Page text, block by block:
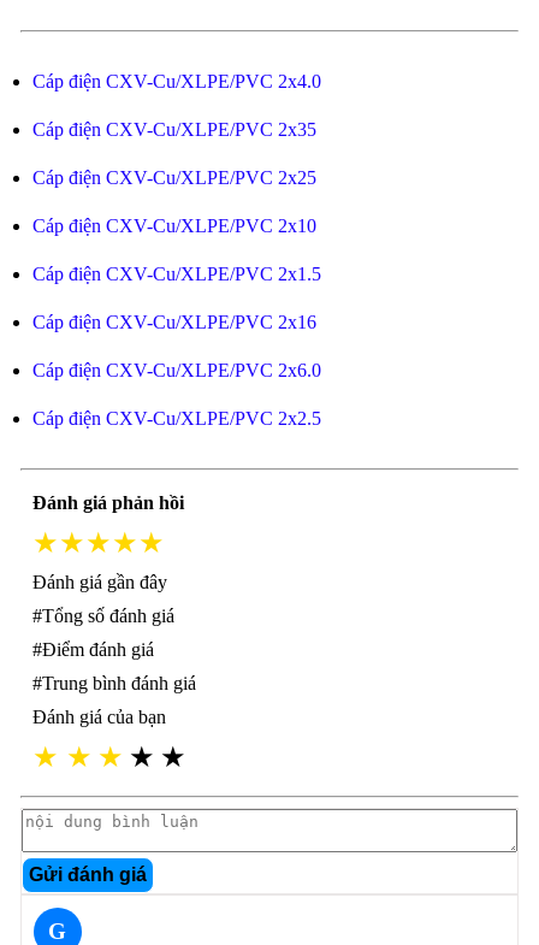
Cáp điện CXV-Cu/XLPE/PVC 2x4.0
Cáp điện CXV-Cu/XLPE/PVC 2x35
Cáp điện CXV-Cu/XLPE/PVC 2x25
Cáp điện CXV-Cu/XLPE/PVC 2x10
Cáp điện CXV-Cu/XLPE/PVC 2x1.5
Cáp điện CXV-Cu/XLPE/PVC 2x16
Cáp điện CXV-Cu/XLPE/PVC 2x6.0
Cáp điện CXV-Cu/XLPE/PVC 2x2.5
Đánh giá phản hồi
★★★★★
Đánh giá gần đây
#Tổng số đánh giá
#Điểm đánh giá
#Trung bình đánh giá
Đánh giá của bạn
★ ★ ★ ★ ★
Gửi đánh giá
G